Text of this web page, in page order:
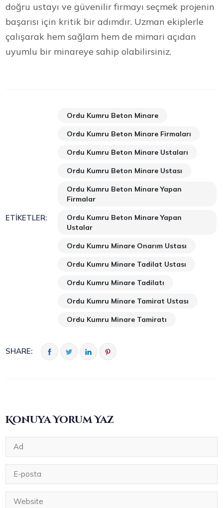
doğru ustayı ve güvenilir firmayı seçmek projenin
başarısı için kritik bir adımdır. Uzman ekiplerle
çalışarak hem sağlam hem de mimari açıdan
uyumlu bir minareye sahip olabilirsiniz.
ETIKETLER:
Ordu Kumru Beton Minare
Ordu Kumru Beton Minare Firmaları
Ordu Kumru Beton Minare Ustaları
Ordu Kumru Beton Minare Ustası
Ordu Kumru Beton Minare Yapan
Firmalar
Ordu Kumru Beton Minare Yapan
Ustalar
Ordu Kumru Minare Onarım Ustası
Ordu Kumru Minare Tadilat Ustası
Ordu Kumru Minare Tadilatı
Ordu Kumru Minare Tamirat Ustası
Ordu Kumru Minare Tamiratı
SHARE:
Konuya Yorum Yaz